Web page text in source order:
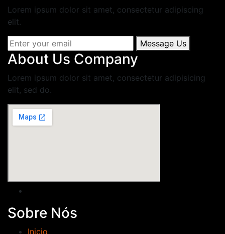
Lorem ipsum dolor sit amet, consectetur adipiscing
elit.
Message Us
About Us Company
Lorem ipsum dolor sit amet, consectetur adipisicing
elit, sed do.
Sobre Nós
Inicio